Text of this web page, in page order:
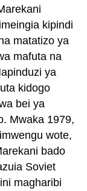
kipindi
matatizo ya
mafuta na
ya
kidogo
bei ya
Mwaka 1979,
wote,
bado
Soviet
magharibi